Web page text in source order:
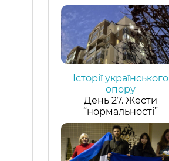
Історії українського
опору
День 27. Жести
“нормальності”